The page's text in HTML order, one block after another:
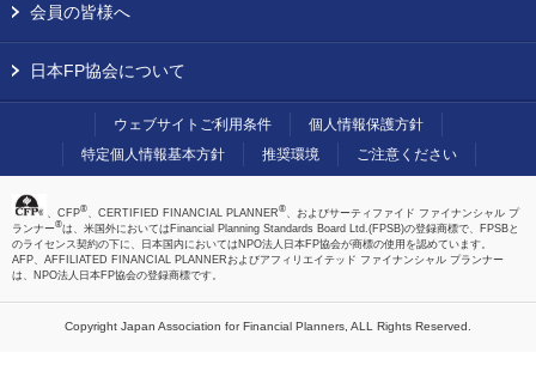
会員の皆様へ
日本FP協会について
ウェブサイトご利用条件
個人情報保護方針
特定個人情報基本方針
推奨環境 ご注意ください
、CFP®、CERTIFIED FINANCIAL PLANNER®、およびサーティファイド ファイナンシャル プ
ランナー®は、米国外においてはFinancial Planning Standards Board Ltd.(FPSB)の登録商標で、FPSBと
のライセンス契約の下に、日本国内においてはNPO法人日本FP協会が商標の使用を認めています。
AFP、AFFILIATED FINANCIAL PLANNERおよびアフィリエイテッド ファイナンシャル プランナー
は、NPO法人日本FP協会の登録商標です。
Copyright Japan Association for Financial Planners, ALL Rights Reserved.